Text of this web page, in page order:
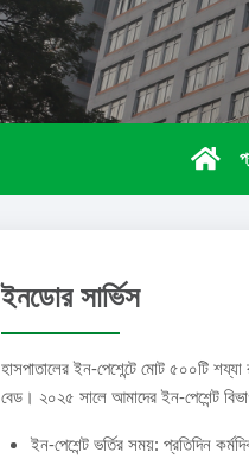
ইনডোর সার্ভিস
হাসপাতালের ইন-পেশেন্টে মোট ৫০০টি
বেড। ২০২৫ সালে আমাদের ইন-পেশেন্ট
ইন-পেশেন্ট ভর্তির সময়: প্রতিদিন